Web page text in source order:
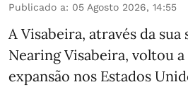
Publicado a: 05 Agosto 2026, 14:55
A Visabeira, através da
Nearing Visabeira, voltou a
expansão nos Estados